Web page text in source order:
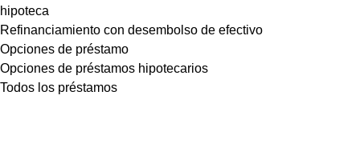
hipoteca
Refinanciamiento con desembolso de efectivo
Opciones de préstamo
Opciones de préstamos hipotecarios
Todos los préstamos